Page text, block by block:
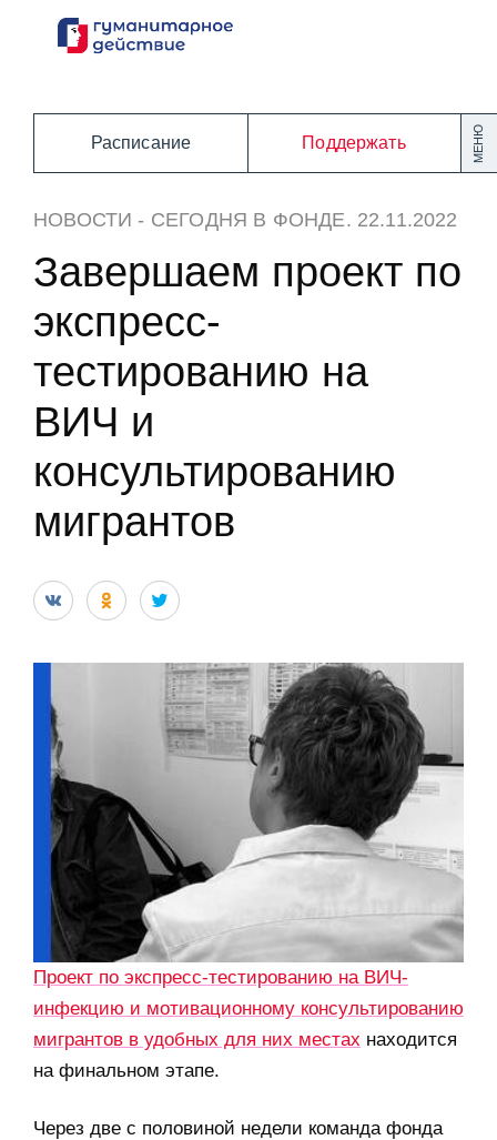
Перейти
МЕНЮ
Расписание Поддержать
НОВОСТИ - СЕГОДНЯ В ФОНДЕ. 22.11.2022
Завершаем проект по
экспресс-
тестированию на
ВИЧ и
консультированию
мигрантов
Проект по экспресс-тестированию на ВИЧ-
инфекцию и мотивационному консультированию
мигрантов в удобных для них местах находится
на финальном этапе.
Через две с половиной недели команда фонда